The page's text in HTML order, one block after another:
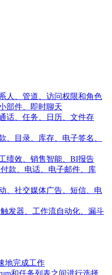
人、管道、访问权限和角色
部件、即时聊天
话、任务、日历、文件存
、目录、库存、电子签名、
绩效、销售智能、BI报告
款、电话、电子邮件、库
、社交媒体广告、短信、电
发器、工作流自动化、漏斗
地完成工作
和任务列表之间进行选择